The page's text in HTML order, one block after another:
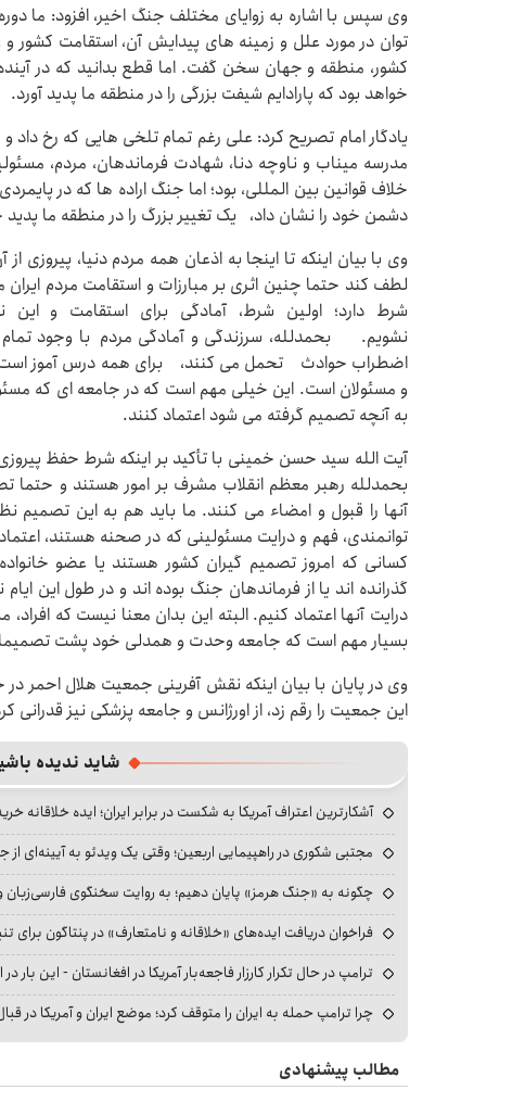
توان در مورد علل و زمینه های پیدایش آن، استقامت کشور و
کشور، منطقه و جهان سخن گفت. اما قطع بدانید که در
خواهد بود که پارادایم شیفت بزرگی را در منطقه ما پدید آورد.
یادگار امام تصریح کرد: علی رغم تمام تلخی هایی که رخ داد
مدرسه میناب و ناوچه دنا، شهادت فرماندهان، مردم،
خلاف قوانین بین المللی، بود؛ اما جنگ اراده ها که در
دشمن خود را نشان داد، یک تغییر بزرگ را در منطقه ما پدید
وی با بیان اینکه تا اینجا به اذعان همه مردم دنیا، پیروزی
لطف کند حتما چنین اثری بر مبارزات و استقامت مردم
شرط دارد؛ اولین شرط، آمادگی برای استقامت و
نشویم. بحمدلله، سرزندگی و آمادگی مردم با وجود
اضطراب حوادث تحمل می کنند، برای همه درس آموز است.
و مسئولان است. این خیلی مهم است که در جامعه ای که
به آنچه تصمیم گرفته می شود اعتماد کنند.
آیت الله سید حسن خمینی با تأکید بر اینکه شرط حفظ
بحمدلله رهبر معظم انقلاب مشرف بر امور هستند و
آنها را قبول و امضاء می کنند. ما باید هم به این تصمیم
توانمندی، فهم و درایت مسئولینی که در صحنه هستند،
کسانی که امروز تصمیم گیران کشور هستند یا عضو
گذرانده اند یا از فرماندهان جنگ بوده اند و در طول این
درایت آنها اعتماد کنیم. البته این بدان معنا نیست که
بسیار مهم است که جامعه وحدت و همدلی خود پشت
وی در پایان با بیان اینکه نقش آفرینی جمعیت هلال احمر
این جمعیت را رقم زد، از اورژانس و جامعه پزشکی نیز قدرانی
شاید ندیده
آشکارترین اعتراف آمریکا به شکست در برابر ایران؛ ایده خلاقانه
مجتبی شکوری در راهپیمایی اربعین؛ وقتی یک ویدئو به آیینه‌ای
چگونه به «جنگ هرمز» پایان دهیم؛ به روایت سخنگوی فارسی‌زبان
فراخوان دریافت ایده‌های «خلاقانه و نامتعارف» در پنتاگون برای
ترامپ در حال تکرار کارزار فاجعه‌بار آمریکا در افغانستان - این بار
چرا ترامپ حمله به ایران را متوقف کرد؛ موضع ایران و آمریکا در
مطالب پیشنهادی